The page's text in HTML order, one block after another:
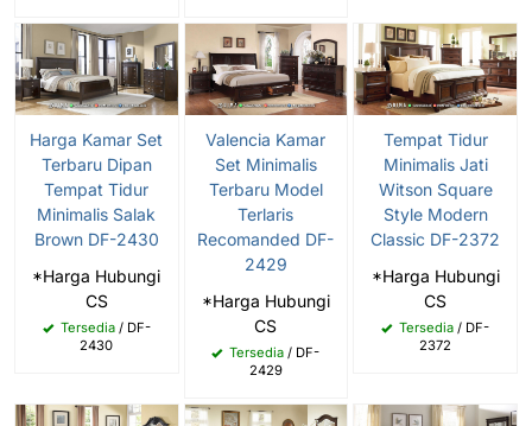
Harga Kamar Set
Terbaru Dipan
Tempat Tidur
Minimalis Salak
Brown DF-2430
*Harga Hubungi
CS
Tersedia/ DF-
2430
Valencia Kamar
Set Minimalis
Terbaru Model
Terlaris
Recomanded DF-
2429
*Harga Hubungi
CS
Tersedia / DF-
2429
Tempat Tidur
Minimalis Jati
Witson Square
Style Modern
Classic DF-2372
*Harga Hubungi
CS
Tersedia / DF-
2372